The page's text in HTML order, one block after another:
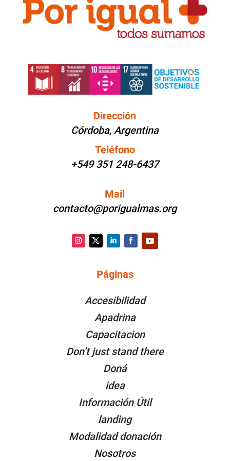
Dirección
Córdoba, Argentina
Teléfono
+549 351 248-6437
Mail
contacto@porigualmas.org
Facebook
Páginas
Accesibilidad
Apadrina
Capacitacion
Don’t just stand there
Doná
idea
Información Útil
landing
Modalidad donación
Nosotros